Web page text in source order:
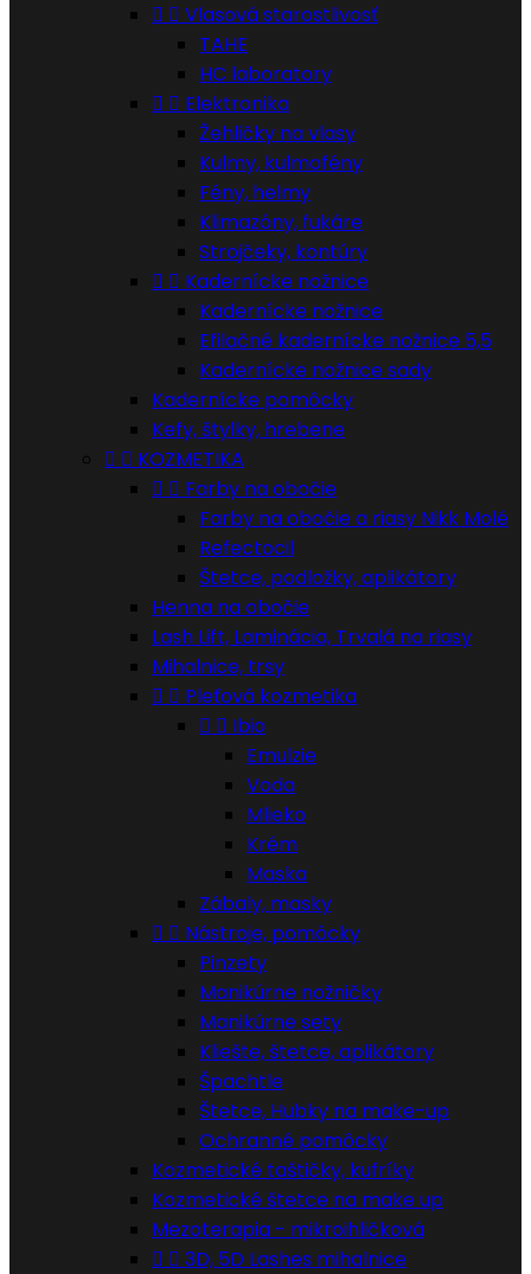
  Vlasová starostlivosť
TAHE
HC laboratory
  Elektronika
Žehličky na vlasy
Kulmy, kulmofény
Fény, helmy
Klimazóny, fukáre
Strojčeky, kontúry
  Kadernícke nožnice
Kadernícke nožnice
Efilačné kadernícke nožnice 5,5
Kadernícke nožnice sady
Kadernícke pomôcky
Kefy, štylky, hrebene
  KOZMETIKA
  Farby na obočie
Farby na obočie a riasy Nikk Molé
Refectocil
Štetce, podložky, aplikátory
Henna na obočie
Lash Lift, Laminácia, Trvalá na riasy
Mihalnice, trsy
  Pleťová kozmetika
  Ibio
Emulzie
Voda
Mlieko
Krém
Maska
Zábaly, masky
  Nástroje, pomôcky
Pinzety
Manikúrne nožničky
Manikúrne sety
Kliešte, štetce, aplikátory
Špachtle
Štetce, Hubky na make-up
Ochranné pomôcky
Kozmetické taštičky, kufríky
Kozmetické štetce na make up
Mezoterapia - mikroihličková
  3D, 5D Lashes mihalnice